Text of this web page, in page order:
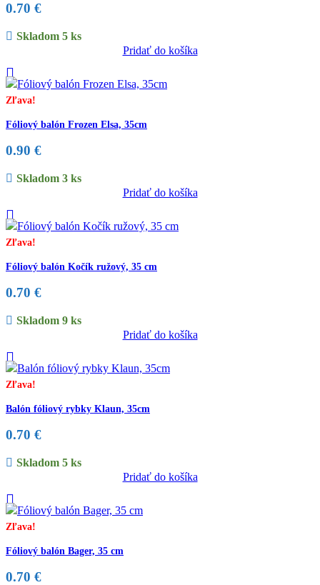
0.70 €
Skladom 5 ks
Pridať do košíka
Zľava!
Fóliový balón Frozen Elsa, 35cm
0.90 €
Skladom 3 ks
Pridať do košíka
Zľava!
Fóliový balón Kočík ružový, 35 cm
0.70 €
Skladom 9 ks
Pridať do košíka
Zľava!
Balón fóliový rybky Klaun, 35cm
0.70 €
Skladom 5 ks
Pridať do košíka
Zľava!
Fóliový balón Bager, 35 cm
0.70 €